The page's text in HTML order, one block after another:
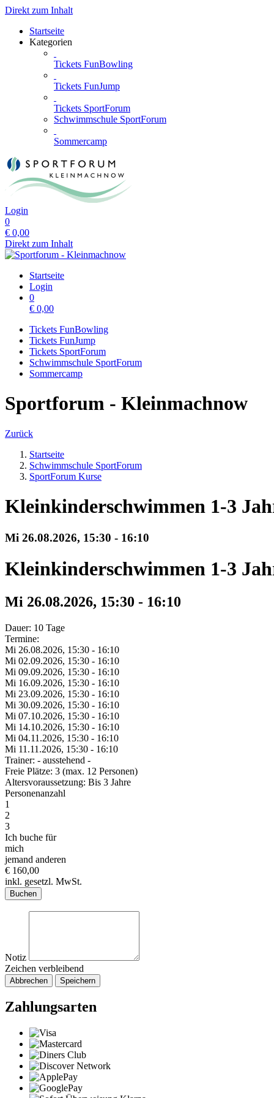
Direkt zum Inhalt
Startseite
Kategorien
Tickets FunBowling
Tickets FunJump
Tickets SportForum
Schwimmschule SportForum
Sommercamp
Login
0
€ 0,00
Direkt zum Inhalt
Startseite
Login
0
€ 0,00
Tickets FunBowling
Tickets FunJump
Tickets SportForum
Schwimmschule SportForum
Sommercamp
Sportforum - Kleinmachnow
Zurück
Startseite
Schwimmschule SportForum
SportForum Kurse
Kleinkinderschwimmen 1-3
Mi 26.08.2026, 15:30 - 16:10
Kleinkinderschwimmen 1-3
Mi 26.08.2026, 15:30 - 16:10
Dauer: 10 Tage
Termine:
Mi 26.08.2026, 15:30 - 16:10
Mi 02.09.2026, 15:30 - 16:10
Mi 09.09.2026, 15:30 - 16:10
Mi 16.09.2026, 15:30 - 16:10
Mi 23.09.2026, 15:30 - 16:10
Mi 30.09.2026, 15:30 - 16:10
Mi 07.10.2026, 15:30 - 16:10
Mi 14.10.2026, 15:30 - 16:10
Mi 04.11.2026, 15:30 - 16:10
Mi 11.11.2026, 15:30 - 16:10
Trainer: - ausstehend -
Freie Plätze: 3 (max. 12 Personen)
Altersvoraussetzung: Bis 3 Jahre
Personenanzahl
1
2
3
Ich buche für
mich
jemand anderen
€ 160,00
inkl. gesetzl. MwSt.
Buchen
Notiz
Zeichen verbleibend
Abbrechen Speichern
Zahlungsarten